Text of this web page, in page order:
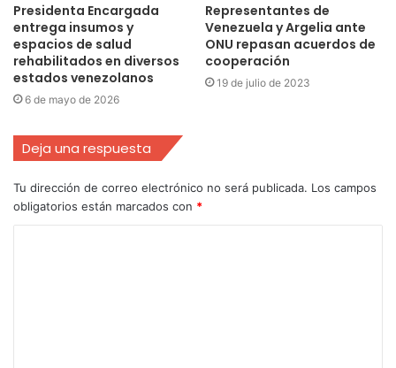
Presidenta Encargada
entrega insumos y
espacios de salud
rehabilitados en diversos
estados venezolanos
6 de mayo de 2026
Representantes de
Venezuela y Argelia ante
ONU repasan acuerdos de
cooperación
19 de julio de 2023
Deja una respuesta
Tu dirección de correo electrónico no será publicada. Los campos
obligatorios están marcados con *